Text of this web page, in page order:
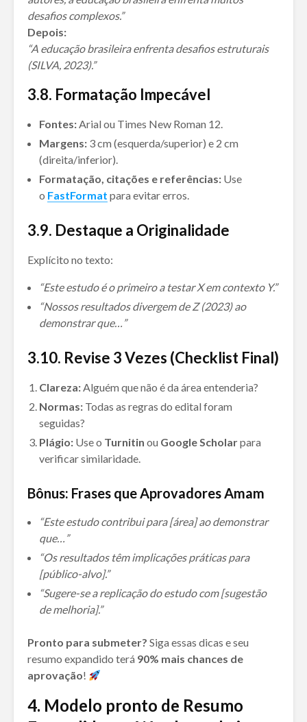
desafios complexos.”
Depois:
“A educação brasileira enfrenta desafios estruturais
(SILVA, 2023).”
3.8. Formatação Impecável
Fontes:Arial ou Times New Roman 12.
Margens: 3 cm (esquerda/superior) e 2 cm
(direita/inferior).
Formatação, citações e referências: Use
o FastFormat para evitar erros.
3.9. Destaque a Originalidade
Explícito no texto:
“Este estudo é o primeiro a testar X em contexto Y.”
“Nossos resultados divergem de Z (2023) ao
demonstrar que…”
3.10. Revise 3 Vezes (Checklist Final)
Clareza:Alguém que não é da área entenderia?
Normas: Todas as regras do edital foram
seguidas?
Plágio: Use o Turnitin ou Google Scholarpara
verificar similaridade.
Bônus: Frases que Aprovadores Amam
“Este estudo contribui para [área] ao demonstrar
que…”
“Os resultados têm implicações práticas para
[público-alvo].”
“Sugere-se a replicação do estudo com [sugestão
de melhoria].”
Pronto para submeter? Siga essas dicas e seu
resumo expandido terá 90% mais chances de
aprovação!
4. Modelo pronto de Resumo